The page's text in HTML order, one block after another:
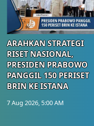
ARAHKAN STRATEGI
RISET NASIONAL,
PRESIDEN PRABOWO
PANGGIL 150 PERISET
BRIN KE ISTANA
7 Aug 2026, 5:00 AM